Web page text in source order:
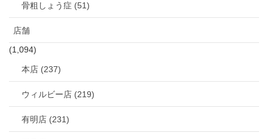
骨粗しょう症 (51)
店舗
(1,094)
本店 (237)
ウィルビー店 (219)
有明店 (231)